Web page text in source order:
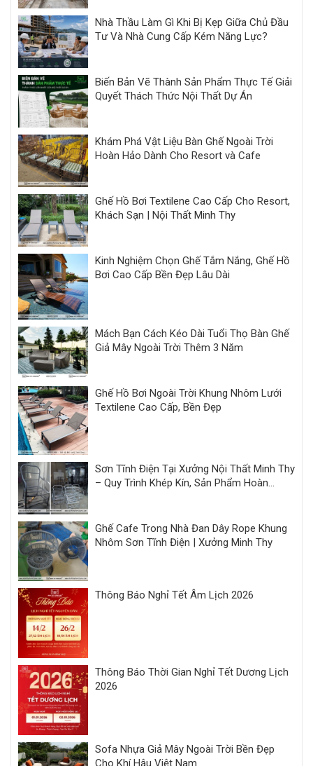
Nhà Thầu Làm Gì Khi Bị Kẹp Giữa Chủ Đầu
Tư Và Nhà Cung Cấp Kém Năng Lực?
Biến Bản Vẽ Thành Sản Phẩm Thực Tế Giải
Quyết Thách Thức Nội Thất Dự Án
Khám Phá Vật Liệu Bàn Ghế Ngoài Trời
Hoàn Hảo Dành Cho Resort và Cafe
Ghế Hồ Bơi Textilene Cao Cấp Cho Resort,
Khách Sạn | Nội Thất Minh Thy
Kinh Nghiệm Chọn Ghế Tắm Nắng, Ghế Hồ
Bơi Cao Cấp Bền Đẹp Lâu Dài
Mách Bạn Cách Kéo Dài Tuổi Thọ Bàn Ghế
Giả Mây Ngoài Trời Thêm 3 Năm
Ghế Hồ Bơi Ngoài Trời Khung Nhôm Lưới
Textilene Cao Cấp, Bền Đẹp
Sơn Tĩnh Điện Tại Xưởng Nội Thất Minh Thy
– Quy Trình Khép Kín, Sản Phẩm Hoàn
Ghế Cafe Trong Nhà Đan Dây Rope Khung
Nhôm Sơn Tĩnh Điện | Xưởng Minh Thy
Thông Báo Nghỉ Tết Âm Lịch 2026
Thông Báo Thời Gian Nghỉ Tết Dương Lịch
2026
Sofa Nhựa Giả Mây Ngoài Trời Bền Đẹp
Cho Khí Hậu Việt Nam